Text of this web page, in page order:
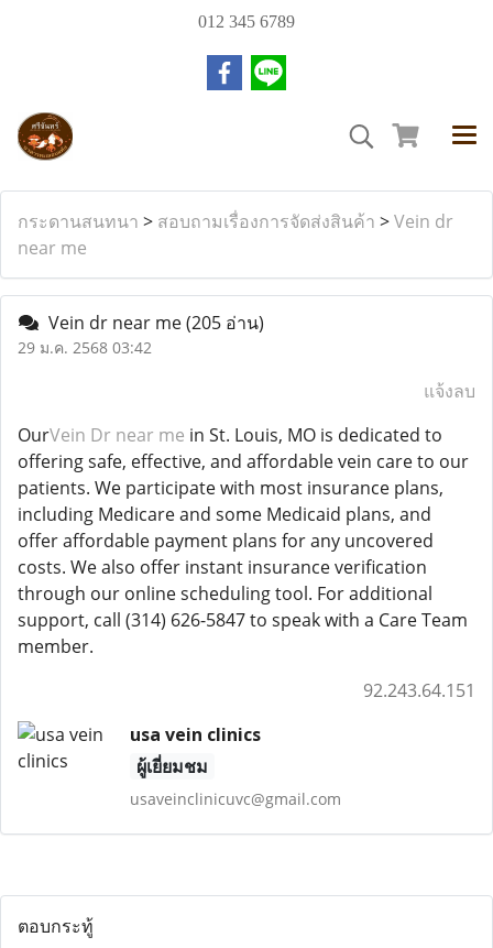
012 345 6789
กระดานสนทนา > สอบถามเรื่องการจัดส่งสินค้า >Vein dr
near me
Vein dr near me(205 อ่าน)
29 ม.ค. 2568 03:42
แจ้งลบ
OurVein Dr near me in St. Louis, MO is dedicated to
offering safe, effective, and affordable vein care to our
patients. We participate with most insurance plans,
including Medicare and some Medicaid plans, and
offer affordable payment plans for any uncovered
costs. We also offer instant insurance verification
through our online scheduling tool. For additional
support, call (314) 626-5847 to speak with a Care Team
member.
92.243.64.151
usa vein clinics
ผู้เยี่ยมชม
usaveinclinicuvc@gmail.com
ตอบกระทู้